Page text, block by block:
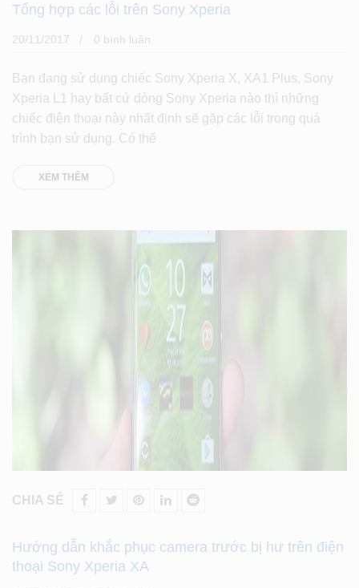
Tổng hợp các lỗi trên Sony Xperia
20/11/2017 0 bình luân
Bạn đang sử dụng chiếc Sony Xperia X, XA1 Plus, Sony
Xperia L1 hay bất cứ dòng Sony Xperia nào thì những
chiếc điện thoại này nhất định sẽ gặp các lỗi trong quá
trình bạn sử dụng. Có thể
XEM THÊM
CHIA SẺ
Hướng dẫn khắc phục camera trước bị hư trên điện
thoại Sony Xperia XA